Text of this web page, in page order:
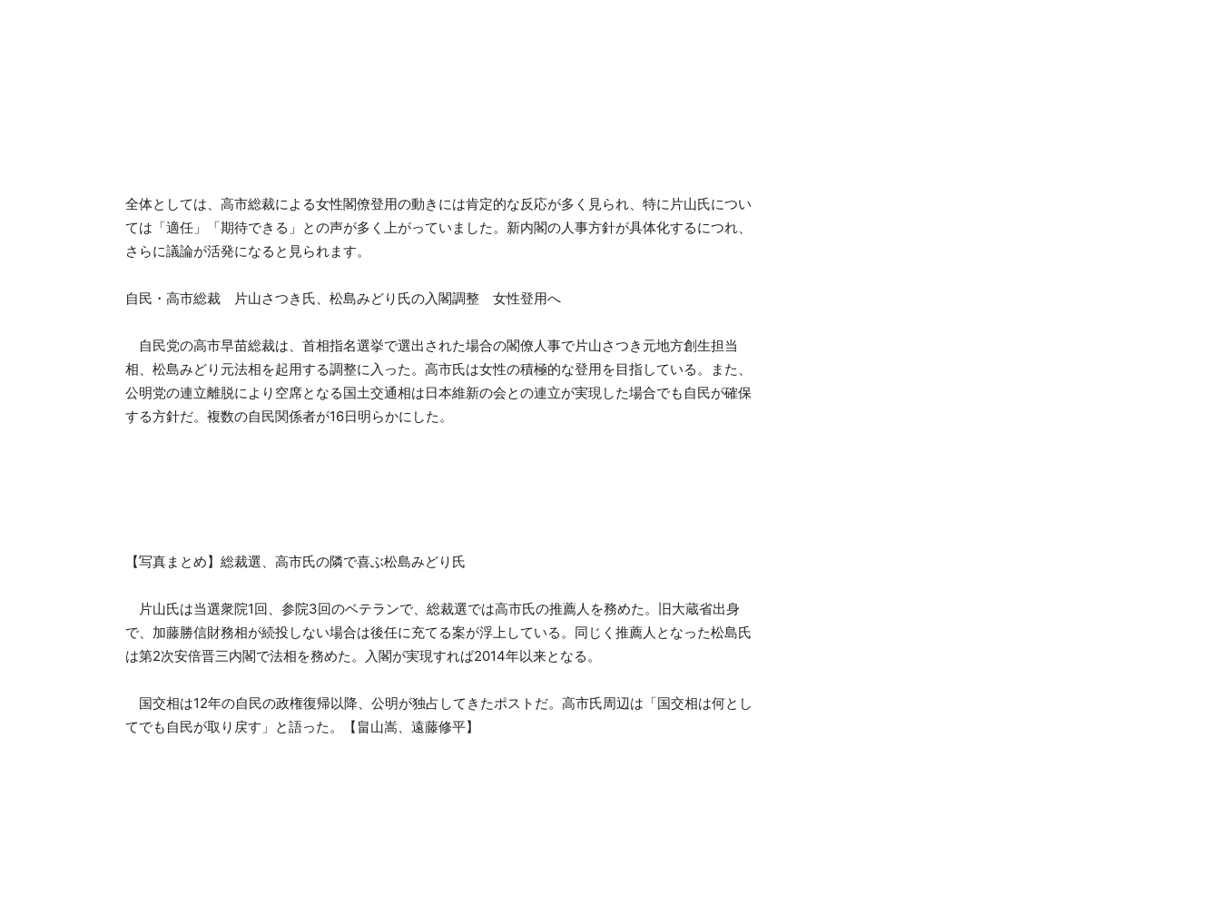
全体としては、高市総裁による女性閣僚登用の動きには肯定的な反応が多く見られ、特に片山氏につい
ては「適任」「期待できる」との声が多く上がっていました。新内閣の人事方針が具体化するにつれ、
さらに議論が活発になると見られます。
自民・高市総裁 片山さつき氏、松島みどり氏の入閣調整 女性登用へ
自民党の高市早苗総裁は、首相指名選挙で選出された場合の閣僚人事で片山さつき元地方創生担当
相、松島みどり元法相を起用する調整に入った。高市氏は女性の積極的な登用を目指している。また、
公明党の連立離脱により空席となる国土交通相は日本維新の会との連立が実現した場合でも自民が確保
する方針だ。複数の自民関係者が16日明らかにした。
【写真まとめ】総裁選、高市氏の隣で喜ぶ松島みどり氏
片山氏は当選衆院1回、参院3回のベテランで、総裁選では高市氏の推薦人を務めた。旧大蔵省出身
で、加藤勝信財務相が続投しない場合は後任に充てる案が浮上している。同じく推薦人となった松島氏
は第2次安倍晋三内閣で法相を務めた。入閣が実現すれば2014年以来となる。
国交相は12年の自民の政権復帰以降、公明が独占してきたポストだ。高市氏周辺は「国交相は何とし
てでも自民が取り戻す」と語った。【畠山嵩、遠藤修平】